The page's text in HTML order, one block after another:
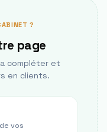
?
page
compléter et
en clients.
vos